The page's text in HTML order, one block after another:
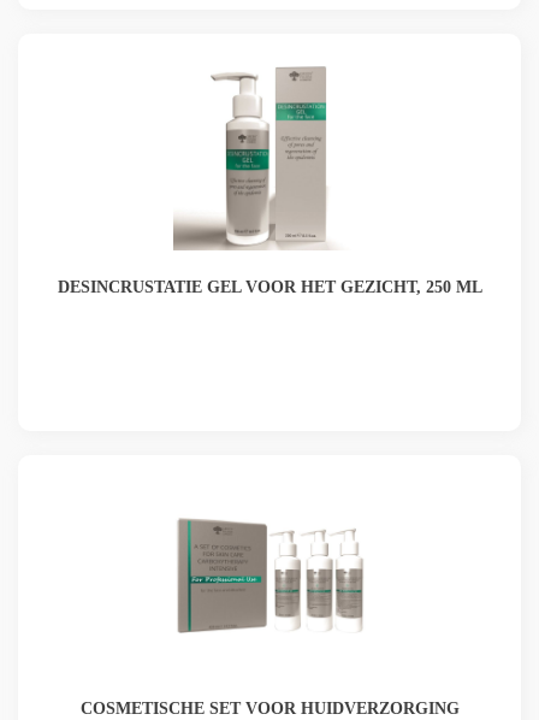
DESINCRUSTATIE GEL VOOR HET GEZICHT, 250 ML
COSMETISCHE SET VOOR HUIDVERZORGING